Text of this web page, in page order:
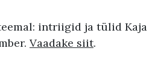
intriigid ja tülid Kaja
Vaadake siit.